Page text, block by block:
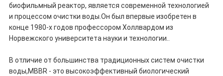
биофильмный реактор, является современной технологией
и процессом очистки воды.Он был впервые изобретен в
конце 1980-х годов профессором Холлвардом из
Норвежского университета науки и технологии..
В отличие от большинства традиционных систем очистки
воды,MBBR - это высокоэффективный биологический